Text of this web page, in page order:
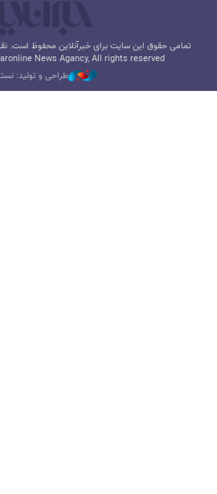
تمامی حقوق این سایت برای خبرآنلاین محفوظ است.
News Agancy, All rights reserved
طراحی و تولید: